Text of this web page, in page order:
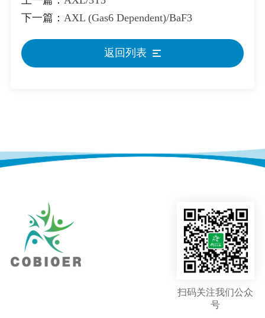
下一篇： AXL (Gas6 Dependent)/BaF3
返回列表
扫码关注我们公众
号